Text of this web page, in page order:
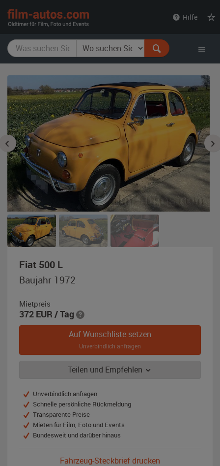
Hilfe
Fiat 500 L,
Baujahr
1972,
(Giallo
Postiano)
Baujahr 1972
Mietpreis
372 EUR / Tag
Auf Wunschliste setzen
Unverbindlich anfragen
Teilen und Empfehlen
Unverbindlich anfragen
Schnelle persönliche Rückmeldung
Transparente Preise
Mieten für Film, Foto und Events
Bundesweit und darüber hinaus
Fahrzeug-Steckbrief drucken